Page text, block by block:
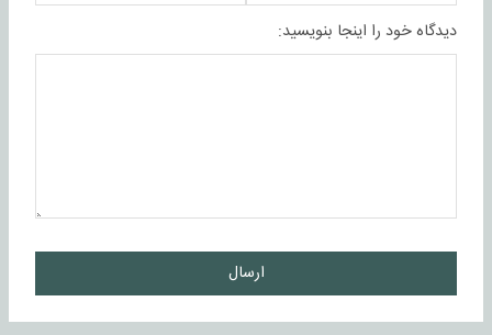
دیدگاه خود را اینجا بنویسید:
ارسال